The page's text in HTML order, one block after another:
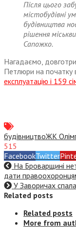
Після цього
містобудівні
будівництва
рішення
Сапожко.
Нагадаємо,
Петлюри на початку
експлуатацію і 159
будівництвоЖК
515
FacebookTwitter
На Броварщині
дати
У Заворичах
Related posts
Related posts
More from